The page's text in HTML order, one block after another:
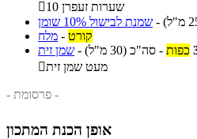

10 שערות זעפרן
שמנת לבישול 10% שומן -
מלח - קורט
שמן זית - כפות - סה"כ (30 מ"ל)
מעט שמן זית
- פרסומת -
אופן הכנת המתכון